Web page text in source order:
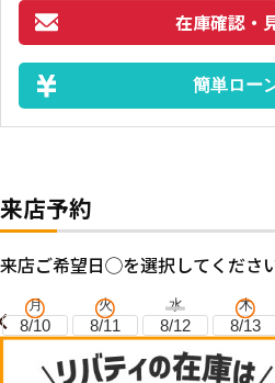
在庫確認・
簡単ロー
来店予約
来店ご希望日◯を選択してください
月
8/10
火
8/11
水
8/12
木
8/13